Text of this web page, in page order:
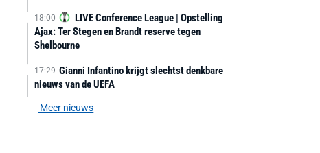
18:00
LIVE Conference League | Opstelling
Ajax: Ter Stegen en Brandt reserve tegen
Shelbourne
17:29 Gianni Infantino krijgt slechtst denkbare
nieuws van de UEFA
Meer nieuws